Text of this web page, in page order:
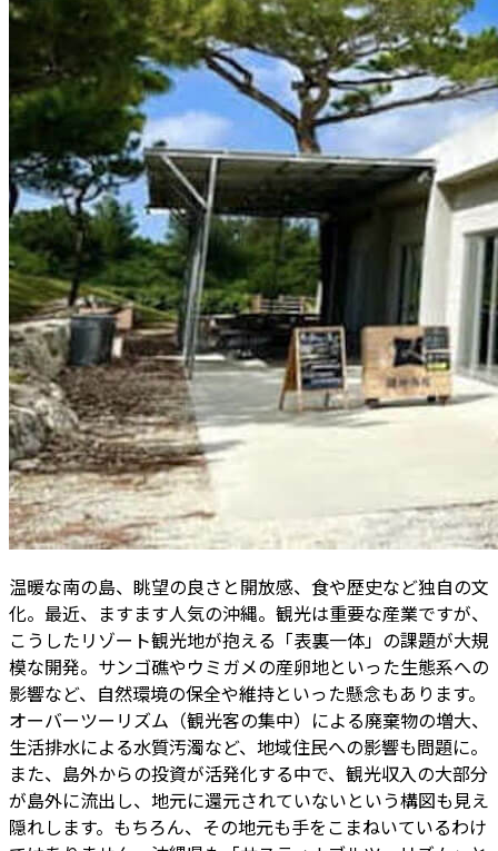
温暖な南の島、眺望の良さと開放感、食や歴史など独自の文
化――。最近、ますます人気の沖縄。観光は重要な産業ですが、
こうしたリゾート観光地が抱える「表裏一体」の課題が大規
模な開発。サンゴ礁やウミガメの産卵地といった生態系への
影響など、自然環境の保全や維持といった懸念もあります。
オーバーツーリズム（観光客の集中）による廃棄物の増大、
生活排水による水質汚濁など、地域住民への影響も問題に。
また、島外からの投資が活発化する中で、観光収入の大部分
が島外に流出し、地元に還元されていないという構図も見え
隠れします。もちろん、その地元も手をこまねいているわけ